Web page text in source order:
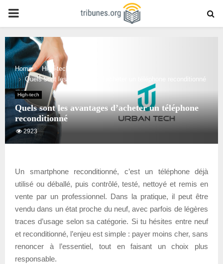
PRIMARY
MENU
Home
High-tech
Quels sont les avantages d’acheter un téléphone reconditionné
High-tech
Quels sont les avantages d’acheter un téléphone
reconditionné
2923
Un smartphone reconditionné, c’est un téléphone déjà
utilisé ou déballé, puis contrôlé, testé, nettoyé et remis en
vente par un professionnel. Dans la pratique, il peut être
vendu dans un état proche du neuf, avec parfois de légères
traces d’usage selon sa catégorie. Si tu hésites entre neuf
et reconditionné, l’enjeu est simple : payer moins cher, sans
renoncer à l’essentiel, tout en faisant un choix plus
responsable.